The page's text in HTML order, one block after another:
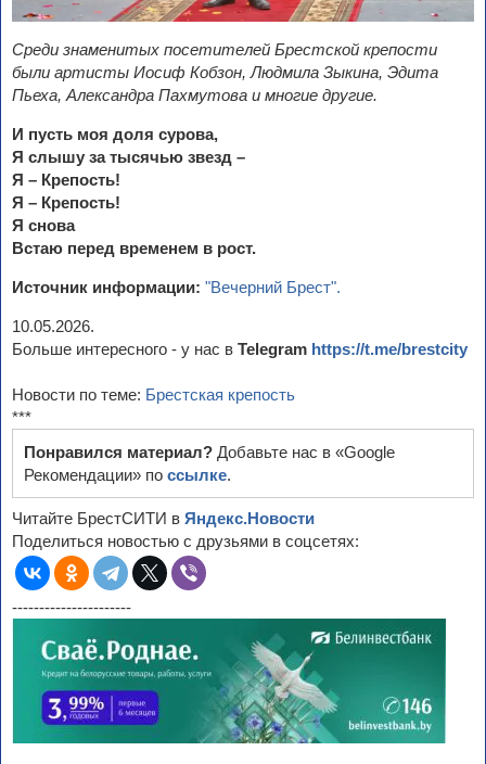
Среди знаменитых посетителей Брестской крепости
были артисты Иосиф Кобзон, Людмила Зыкина, Эдита
Пьеха, Александра Пахмутова и многие другие.
И пусть моя доля сурова,
Я слышу за тысячью звезд –
Я – Крепость!
Я – Крепость!
Я снова
Встаю перед временем в рост.
Источник информации: "Вечерний Брест".
10.05.2026.
Больше интересного - у нас в Telegram https://t.me/brestcity
Новости по теме: Брестская крепость
***
Понравился материал? Добавьте нас в «Google
Рекомендации» по ссылке.
Читайте БрестСИТИ в Яндекс.Новости
Поделиться новостью с друзьями в соцсетях:
----------------------